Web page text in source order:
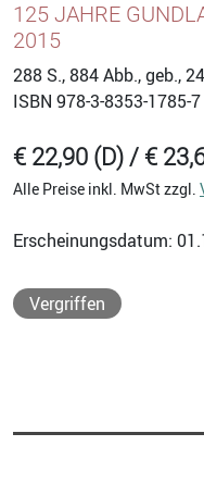
125 JAHRE
2015
288 S., 884 Abb., geb.,
ISBN 978-3-8353-1785-7
€ 22,90 (D) / €
Alle Preise inkl. MwSt zzgl.
Erscheinungsdatum:
Vergriffen